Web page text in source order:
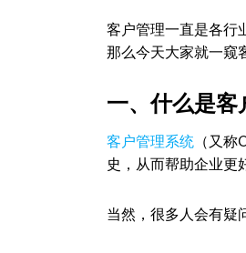
客户管理一直是各行
那么今天大家就一窥
一、什么是客
客户管理系统 （又
史，从而帮助企业更
当然，很多人会有疑